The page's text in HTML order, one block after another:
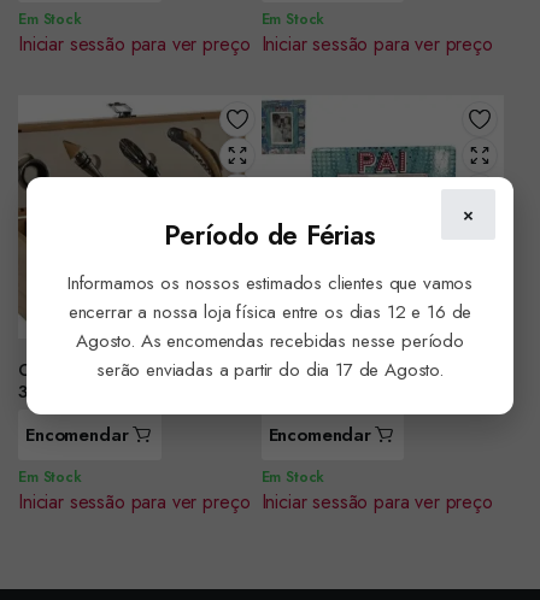
Em Stock
Iniciar sessão para ver preço
Em Stock
Iniciar sessão para ver preço
Conjunto Acessorios de Vinho
36x12x4cms ref. RC218525
Encomendar
Em Stock
Iniciar sessão para ver preço
Moldura Ceramica 17x13cms
Encomendar
Em Stock
Iniciar sessão para ver preço
×
Período de Férias
Informamos os nossos estimados clientes que vamos
encerrar a nossa loja física entre os dias 12 e 16 de
Agosto. As encomendas recebidas nesse período
serão enviadas a partir do dia 17 de Agosto.